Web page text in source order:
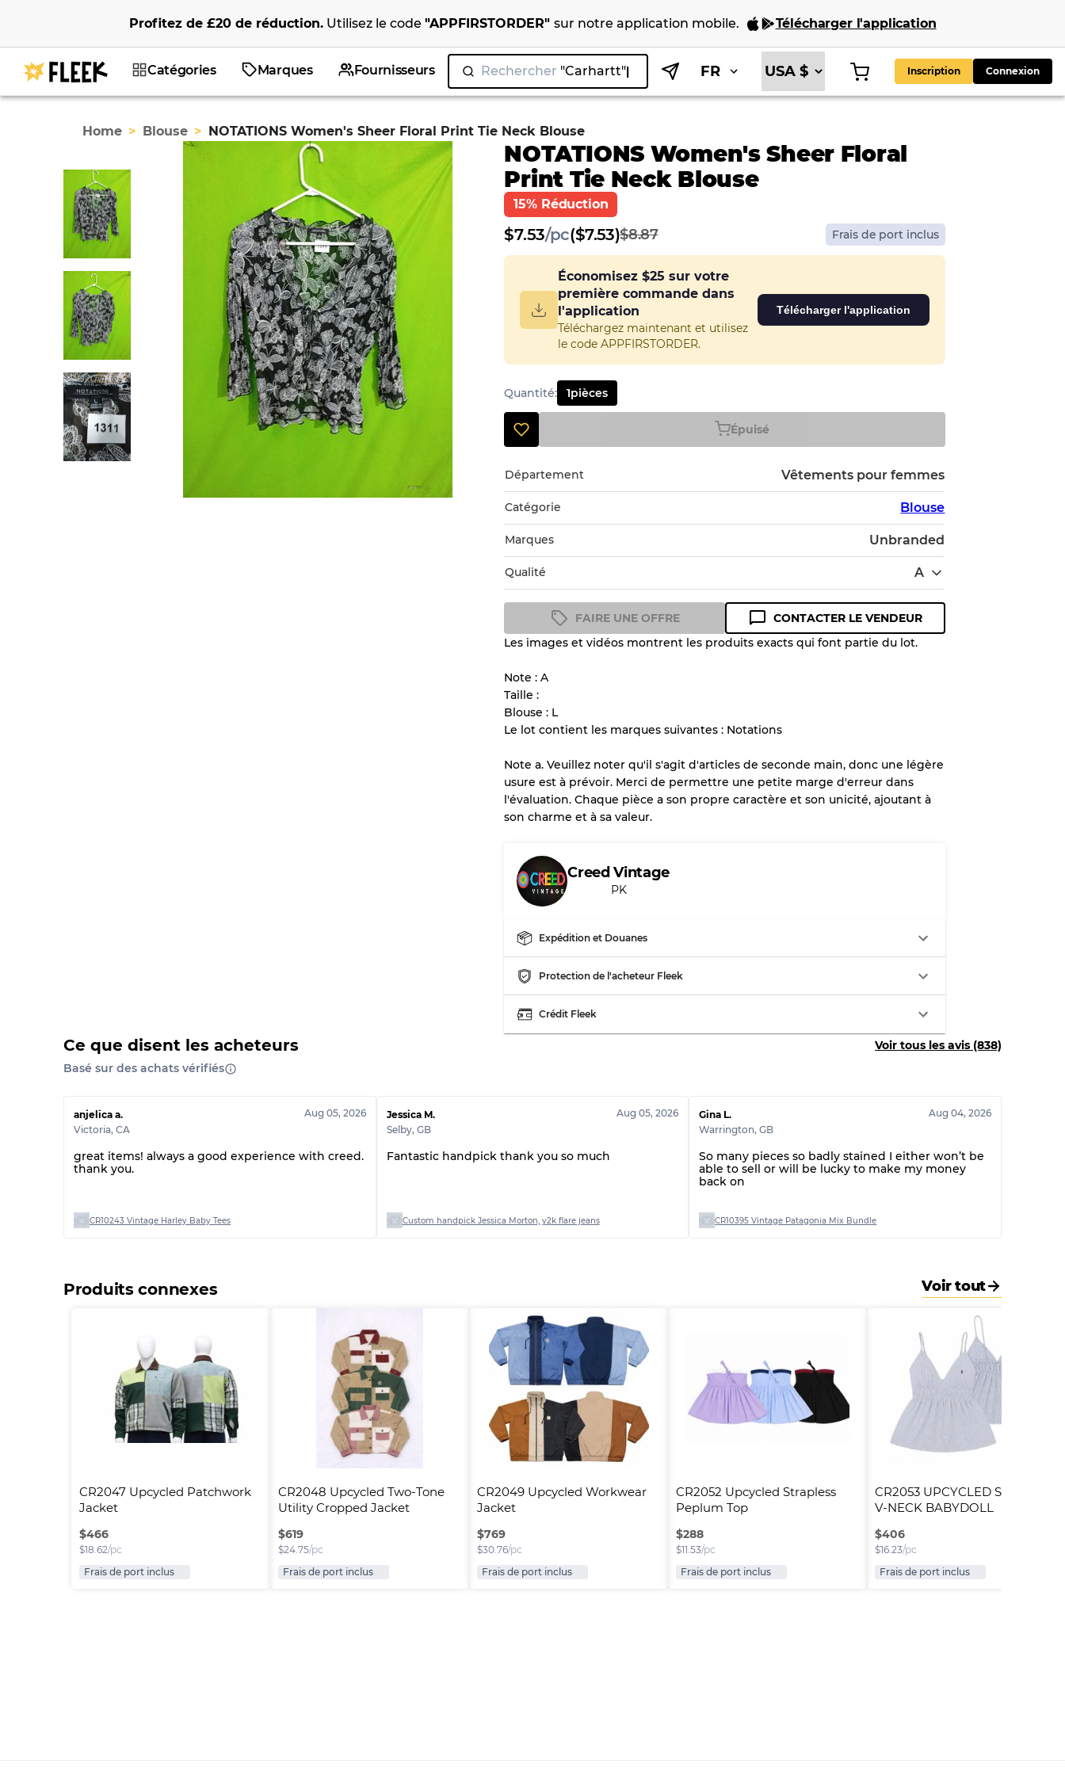
Profitez de £20de réduction. Utilisez le code "APPFIRSTORDER" sur notre application mobile. Télécharger l'application
Catégories Marques Fournisseurs Rechercher FR Inscription Connexion
Home > Blouse > NOTATIONS Women's Sheer Floral Print Tie Neck Blouse
NOTATIONS Women's Sheer Floral
Print Tie Neck Blouse
15% Réduction
$7.53/pc($7.53)$8.87 Frais de port inclus
Économisez $25 sur votre
première commande dans
l'application
Téléchargez maintenant et utilisez
le code APPFIRSTORDER.
Télécharger l'application
Quantité: 1pièces
Épuisé
Département Vêtements pour femmes
Catégorie Blouse
Marques Unbranded
Qualité A
Guide des conditions
Tous les produits incluent un niveau de qualité pour comprendre
l'état et l'apparence de chaque article avant l'achat.
Il y a une marge d'erreur allant jusqu'à10%
Notre système à 3 niveaux
Qualité B Peu utilisé
Qualité CUsure visible avec taches
Répartition pour ratios mixtes
FAIRE UNE OFFRE
CONTACTER LE VENDEUR
Les images et vidéos montrent les produits exacts qui font partie du lot.
Note : A
Taille :
Blouse : L
Le lot contient les marques suivantes : Notations
Note a. Veuillez noter qu'il s'agit d'articles de seconde main, donc une légère
usure est à prévoir. Merci de permettre une petite marge d'erreur dans
l'évaluation. Chaque pièce a son propre caractère et son unicité, ajoutant à
son charme et à sa valeur.
Creed Vintage
PK
Expédition et Douanes
Protection de l'acheteur Fleek
Crédit Fleek
Ce que disent les acheteurs
Voir tous les avis (838)
Basé sur des achats vérifiés
anjelica a.
Victoria, CA
Aug 05, 2026
great items! always a good experience with creed.
thank you.
CR10243 Vintage Harley Baby Tees
Jessica M.
Selby, GB
Aug 05, 2026
Fantastic handpick thank you so much
Custom handpick Jessica Morton, y2k flare jeans
Gina L.
Warrington,GB
Aug 04, 2026
So many pieces so badly stained I either won’t be
able to sell or will be lucky to make my money
back on
CR10395 Vintage Patagonia Mix Bundle
Produits connexes Voir tout
CR2047 Upcycled Patchwork
Jacket
$466
$18.62/pc
Frais de port inclus
CR2048 Upcycled Two-Tone
Utility Cropped Jacket
$619
$24.75/pc
Frais de port inclus
CR2049 Upcycled Workwear
Jacket
$769
$30.76/pc
Frais de port inclus
CR2052 Upcycled Strapless
Peplum Top
$288
$11.53/pc
Frais de port inclus
CR2053 UPCYCLED SHIRRED
V-NECK BABYDOLL
$406
$16.23/pc
Frais de port inclus